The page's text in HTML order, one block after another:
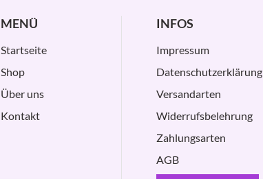
MENÜ
Startseite
Shop
Über uns
Kontakt
INFOS
Impressum
Datenschutzerklärung
Versandarten
Widerrufsbelehrung
Zahlungsarten
AGB